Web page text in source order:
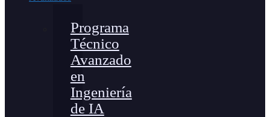
Programa
Técnico
Avanzado
en
Ingeniería
de IA